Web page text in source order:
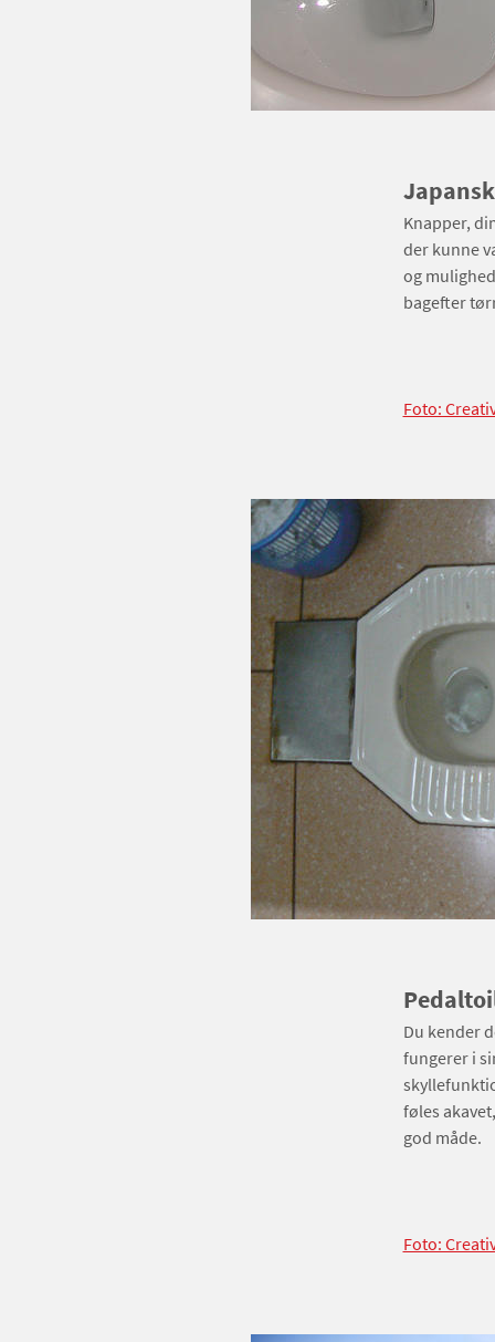
Knapper,
der kunne
og
bagefter
Foto:
Du kender
fungerer i
føles
god måde.
Foto: